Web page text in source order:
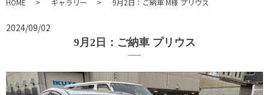
HOME ギャラリー 9月2日：ご納車 M様 プリウス
2024/09/02
9月2日：ご納車 プリウス